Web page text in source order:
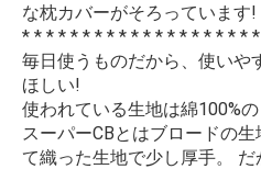
な枕カバーがそろっています!
* * * * * * * * * * * * * * * * * * *
毎日使うものだから、使いや
ほしい!
使われている生地は綿100%
スーパーCBとはブロードの
て織った生地で少し厚手。 だ